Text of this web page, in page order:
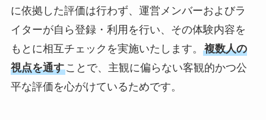
に依拠した評価は行わず、運営メンバーおよびラ
イターが自ら登録・利用を行い、その体験内容を
もとに相互チェックを実施いたします。 複数人の
視点を通すことで、主観に偏らない客観的かつ公
平な評価を心がけているためです。